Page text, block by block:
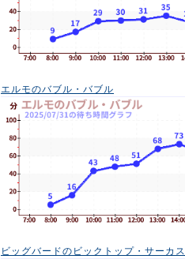
エルモのバブル・バブル
ビッグバードのビックトップ・サーカス